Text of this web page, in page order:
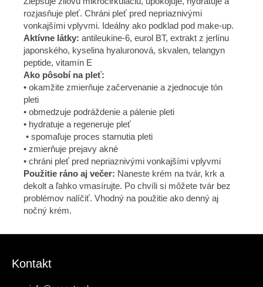
rozjasňuje pleť. Chráni pleť pred nepriaznivými
vonkajšími vplyvmi. Ideálny ako podklad pod make-up.
Aktívne látky: antileukine-6, eurol BT, extrakt z jerlínu
japonského, kyselina hyaluronová, skvalen, telangyn
peptide, vitamín E
Ako pôsobí na pleť:
• okamžite zmierňuje začervenanie a zjednocuje tón
pleti
• obmedzuje podráždenie a pálenie pleti
• hydratuje a regeneruje pleť
• spomaľuje proces starnutia pleti
• zmierňuje prejavy akné
• chráni pleť pred nepriaznivými vonkajšími vplyvmi
Použitie ráno aj večer: Naneste krém na tvár, krk a
dekolt a ľahko vmasírujte. Po chvíli si môžete tvár bez
problémov nalíčiť. Vhodný na použitie ako denný aj
nočný krém.
Kontakt